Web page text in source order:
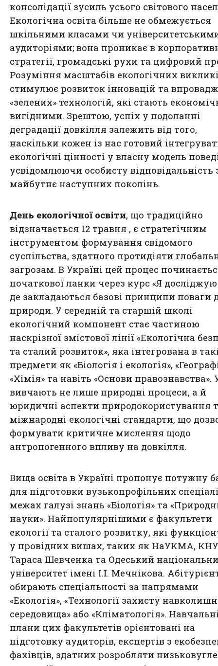
консолідації зусиль усього світового
Екологічна освіта більше не обмежується
шкільними класами чи
аудиторіями; вона проникає в
стратегії, громадські рухи та цифровий
Розуміння масштабів екологічних
стимулює розвиток інновацій та
«зелених» технологій, які стають
вигідними. Зрештою, успіх у подоланні
деградації довкілля залежить від того,
наскільки кожен із нас готовий
екологічні цінності у власну модель
усвідомлюючи особисту відповідальність
майбутнє наступних поколінь.
День екологічної освіти, що традиційно
відзначається 12 травня , є стратегічним
інструментом формування свідомого
суспільства, здатного протидіяти
загрозам. В Україні цей процес
початкової ланки через курс «Я досліджую
де закладаються базові принципи поваги
природи. У середній та старшій школі
екологічний компонент стає частиною
наскрізної змістової лінії «Екологічна
та сталий розвиток», яка інтегрована в
предмети як «Біологія і екологія»,
«Хімія» та навіть «Основи правознавства».
вивчають не лише природні процеси, а й
юридичні аспекти природокористування
міжнародні екологічні стандарти, що
формувати критичне мислення щодо
антропогенного впливу на довкілля.
Вища освіта в Україні пропонує потужну
для підготовки вузькопрофільних
межах галузі знань «Біологія» та
науки». Найпопулярнішими є факультети
екології та сталого розвитку, які
у провідних вишах, таких як НаУКМА, КНУ
Тараса Шевченка та Одеський
університет імені І.І. Мечнікова.
обирають спеціальності за напрямами
«Екологія», «Технології захисту
середовища» або «Кліматологія».
плани цих факультетів орієнтовані на
підготовку аудиторів, експертів з
фахівців, здатних розробляти